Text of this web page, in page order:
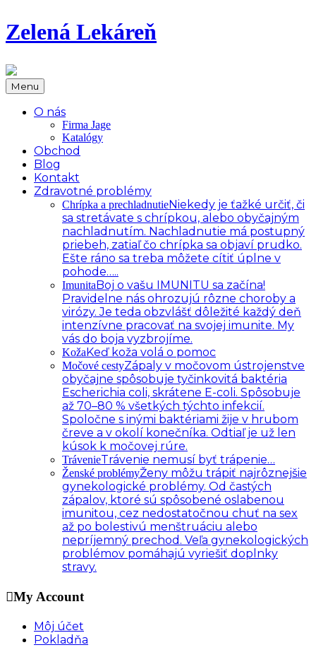
Zelená Lekáreň
Menu
O nás
Firma Jage
Katalógy
Obchod
Blog
Kontakt
Zdravotné problémy
Chrípka a prechladnutieNiekedy je ťažké určiť, či
sa stretávate s chrípkou, alebo obyčajným
nachladnutím. Nachladnutie má postupný
priebeh, zatiaľ čo chrípka sa objaví prudko.
Ešte ráno sa treba môžete cítiť úplne v
pohode…..
ImunitaBoj o vašu IMUNITU sa začína!
Pravidelne nás ohrozujú rôzne choroby a
virózy. Je teda obzvlášť dôležité každý deň
intenzívne pracovať na svojej imunite. My
vás do boja vyzbrojíme.
KožaKeď koža volá o pomoc
Močové cestyZápaly v močovom ústrojenstve
obyčajne spôsobuje tyčinkovitá baktéria
Escherichia coli, skrátene E-coli. Spôsobuje
až 70–80 % všetkých týchto infekcií.
Spoločne s inými baktériami žije v hrubom
čreve a v okolí konečníka. Odtiaľ je už len
kúsok k močovej rúre.
TrávenieTrávenie nemusí byť trápenie…
Ženské problémyŽeny môžu trápiť najrôznejšie
gynekologické problémy. Od častých
zápalov, ktoré sú spôsobené oslabenou
imunitou, cez nedostatočnou chuť na sex
až po bolestivú menštruáciu alebo
nepríjemný prechod. Veľa gynekologických
problémov pomáhajú vyriešiť doplnky
stravy.
My Account
Môj účet
Pokladňa